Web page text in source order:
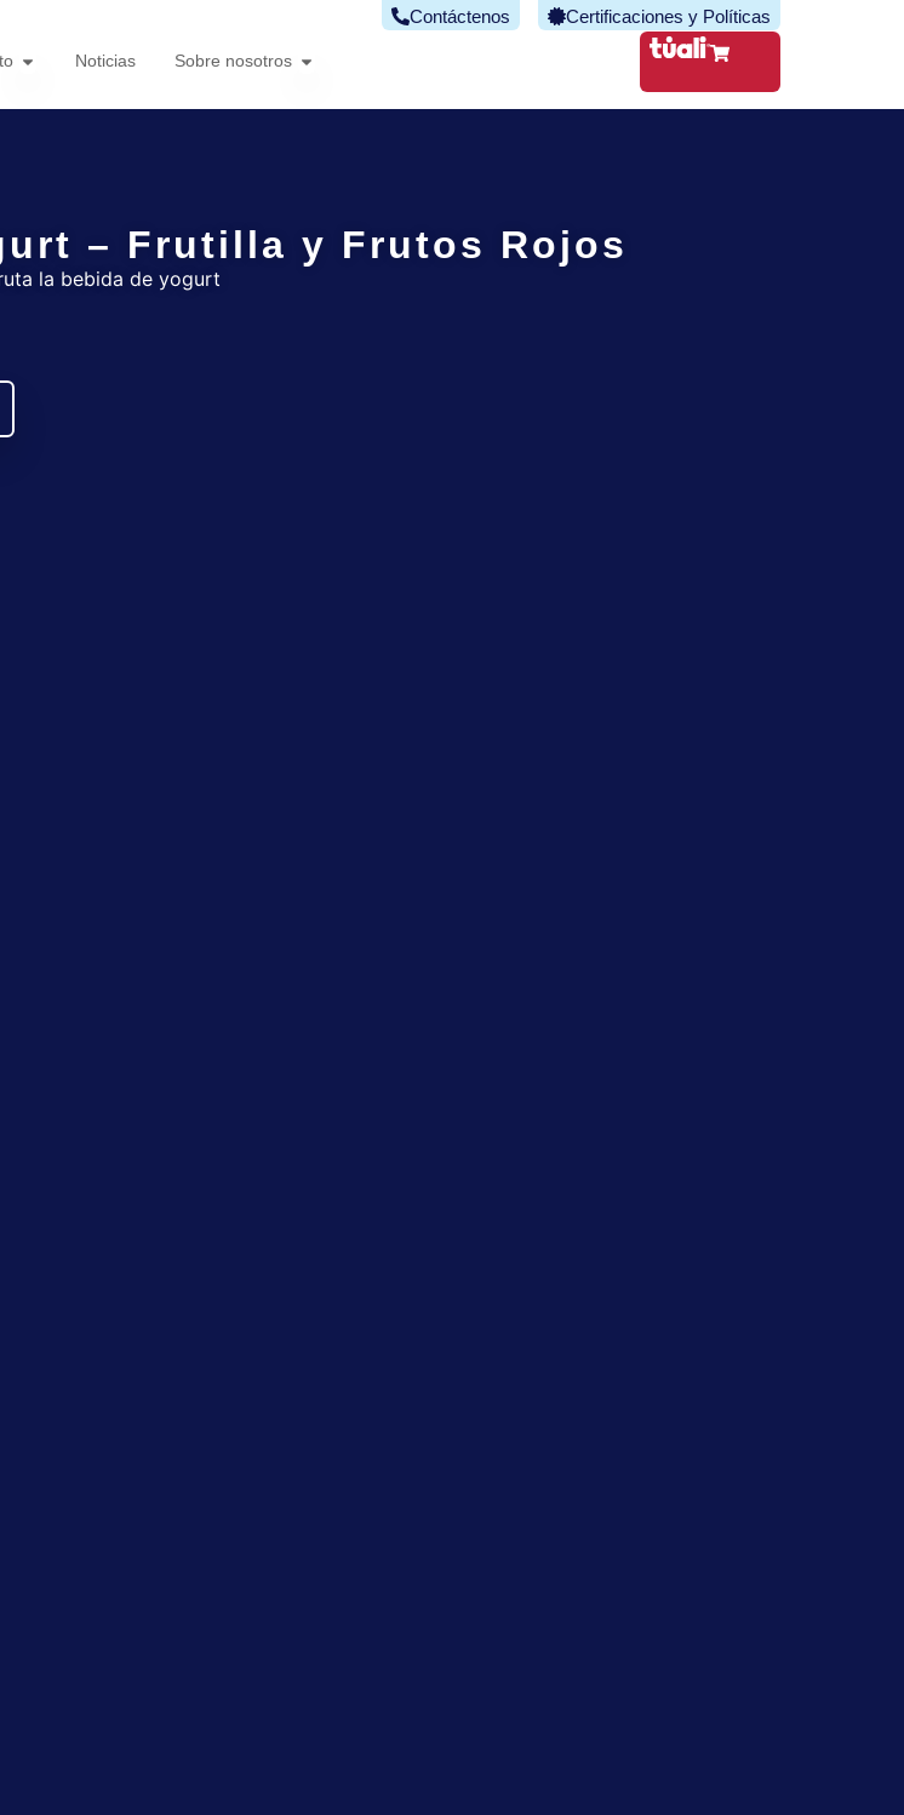
Noticias Sobre nosotros
Certificaciones y Políticas
Contáctenos
– Frutilla y Frutos Rojos
la bebida de yogurt